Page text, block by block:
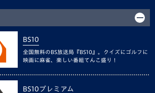
BS10
全国無料のBS放送局『BS10』。クイズにゴルフに
映画に麻雀、楽しい番組てんこ盛り！
BS10プレミアム